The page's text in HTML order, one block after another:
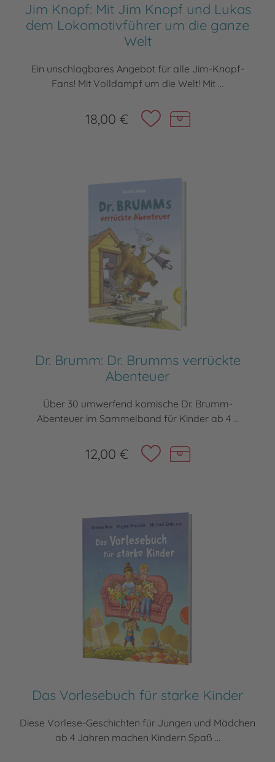
Jim Knopf: Mit Jim Knopf und Lukas
dem Lokomotivführer um die ganze
Welt
Ein unschlagbares Angebot für alle Jim-Knopf-
Fans! Mit Volldampf um die Welt! Mit ...
18,00 €
Dr. Brumm: Dr. Brumms verrückte
Abenteuer
Über 30 umwerfend komische Dr. Brumm-
Abenteuer im Sammelband für Kinder ab 4 ...
12,00 €
Das Vorlesebuch für starke Kinder
Diese Vorlese-Geschichten für Jungen und Mädchen
ab 4 Jahren machen Kindern Spaß ...